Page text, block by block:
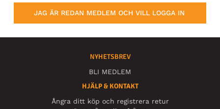
JAG ÄR REDAN MEDLEM OCH VILL LOGGA IN
NYHETSBREV
BLI MEDLEM
HJÄLP & KONTAKT
Ångra ditt köp och registrera retur